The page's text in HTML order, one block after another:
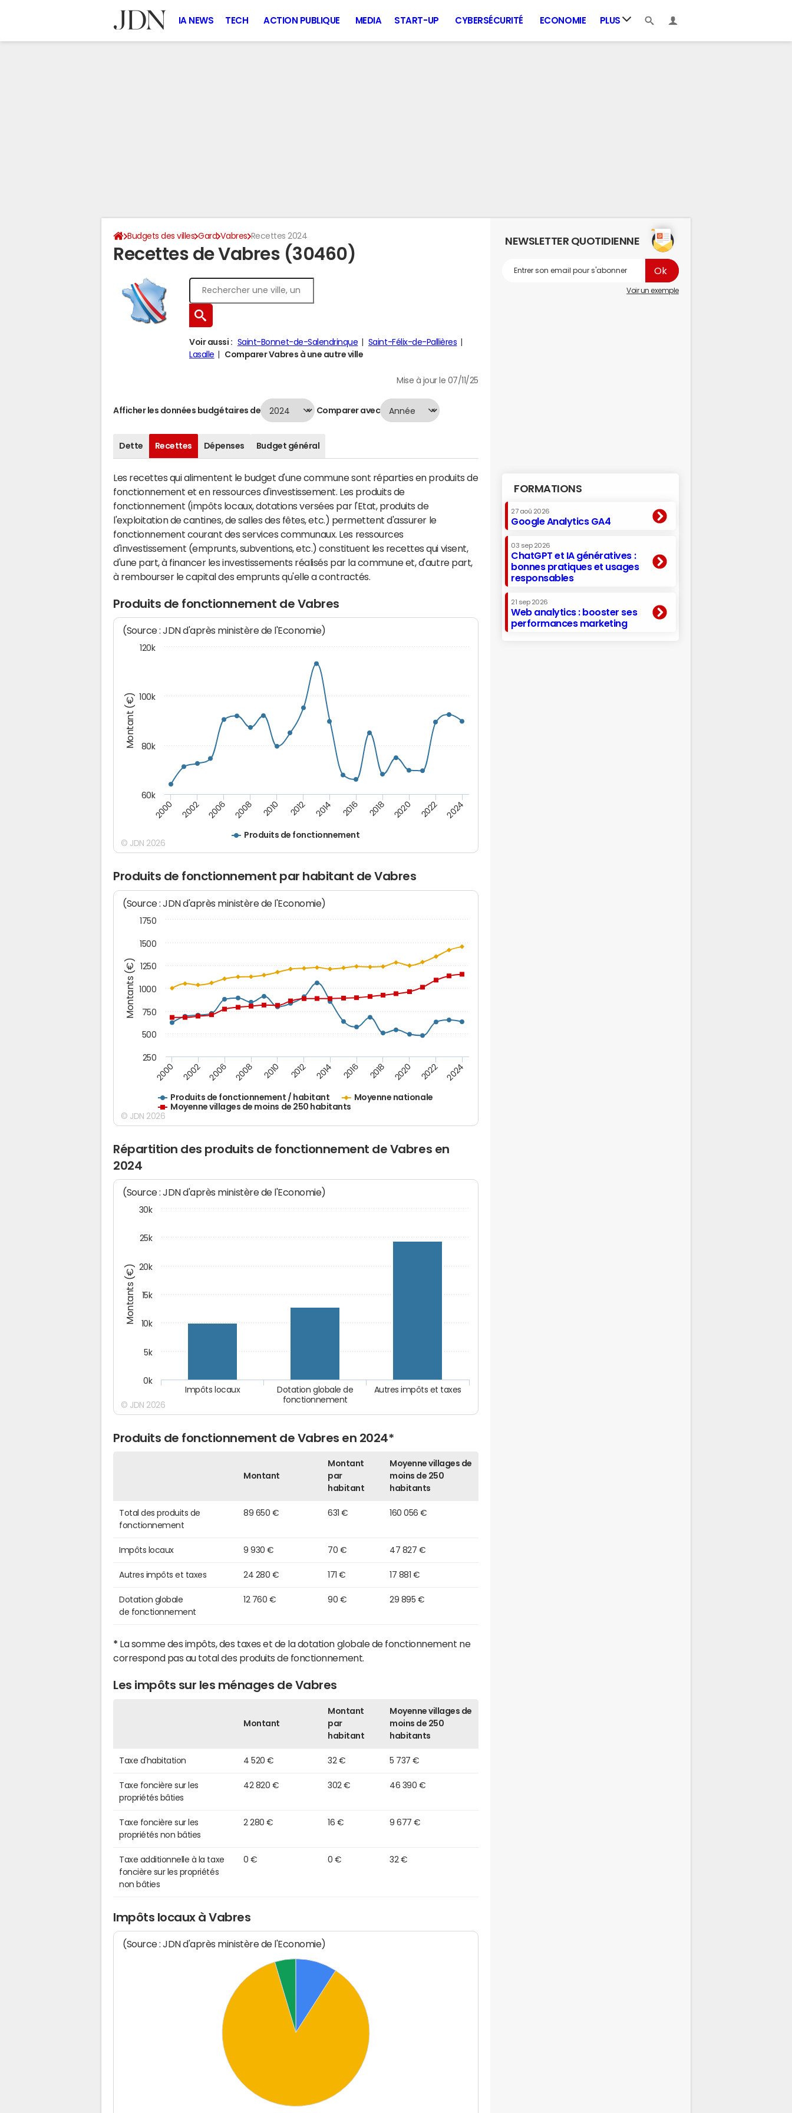
IA NEWS TECH ACTION PUBLIQUE MEDIA START-UP CYBERSÉCURITÉ ECONOMIE PLUS
Budgets des villes Gard Vabres Recettes 2024
Recettes de Vabres (30460)
Voir aussi : Saint-Bonnet-de-Salendrinque
Saint-Félix-de-Pallières
Lasalle
Comparer Vabres à une autre ville
Mise à jour le 07/11/25
Afficher les données budgétaires de Comparer avec
Dette Recettes Dépenses Budget général
Les recettes qui alimentent le budget d'une commune sont réparties en produits de
fonctionnement et en ressources d'investissement. Les produits de
fonctionnement (impôts locaux, dotations versées par l'Etat, produits de
l'exploitation de cantines, de salles des fêtes, etc.) permettent d'assurer le
fonctionnement courant des services communaux. Les ressources
d'investissement (emprunts, subventions, etc.) constituent les recettes qui visent,
d'une part, à financer les investissements réalisés par la commune et, d'autre part,
à rembourser le capital des emprunts qu'elle a contractés.
Produits de fonctionnement de Vabres
Montant (€)
(Source : JDN d'après ministère de l'Economie)
Produits de fonctionnement
2000 2002 2006 2008 2010 2012 2014 2016 2018 2020 2022 2024
60k
80k
100k
120k
© JDN 2026
Produits de fonctionnement par habitant de Vabres
Montants (€)
(Source : JDN d'après ministère de l'Economie)
Produits de fonctionnement / habitant
Moyenne nationale
Moyenne villages de moins de 250 habitants
2000 2002 2006 2008 2010 2012 2014 2016 2018 2020 2022 2024
250
500
750
1000
1250
1500
1750
© JDN 2026
Répartition des produits de fonctionnement de Vabres en
2024
Montants (€)
(Source : JDN d'après ministère de l'Economie)
Autres impôts et taxes
Dotation globale de
fonctionnement
Impôts locaux
0k
5k
10k
15k
20k
25k
30k
© JDN 2026
Produits de fonctionnement de Vabres en 2024*
Montant
Montant
par
habitant
Moyenne villages de
moins de 250
habitants
Total des produits de
fonctionnement
89 650 € 631 € 160 056 €
Impôts locaux 9 930 € 70 € 47 827 €
Autres impôts et taxes 24 280 € 171 € 17 881 €
Dotation globale
de fonctionnement
12 760 € 90 € 29 895 €
* La somme des impôts, des taxes et de la dotation globale de fonctionnement ne
correspond pas au total des produits de fonctionnement.
Les impôts sur les ménages de Vabres
Montant
Montant
par
habitant
Moyenne villages de
moins de 250
habitants
Taxe d'habitation 4 520 € 32 € 5 737 €
Taxe foncière sur les
propriétés bâties
42 820 € 302 € 46 390 €
Taxe foncière sur les
propriétés non bâties
2 280 € 16 € 9 677 €
Taxe additionnelle à la taxe
foncière sur les propriétés
non bâties
0 € 0 € 32 €
Impôts locaux à Vabres
(Source : JDN d'après ministère de l'Economie)
NEWSLETTER QUOTIDIENNE
Voir un exemple
FORMATIONS
27 aoû 2026
Google Analytics GA4
03 sep 2026
ChatGPT et IA génératives :
bonnes pratiques et usages
responsables
21 sep 2026
Web analytics : booster ses
performances marketing